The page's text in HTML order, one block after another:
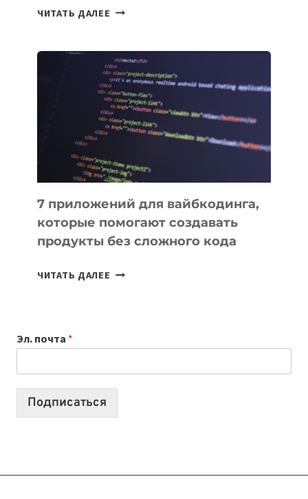
ЧИТАТЬ ДАЛЕЕ ТАСК-
ПОЛЕЗНЫХ
ИНСТРУМЕНТОВ
ДЛЯ
РАБОТЫ
7 приложений для вайбкодинга,
которые помогают создавать
продукты без сложного кода
ЧИТАТЬ ДАЛЕЕ
СОЗДАВАТЬ
ПРОДУКТЫ
Эл. почта *
Подписаться